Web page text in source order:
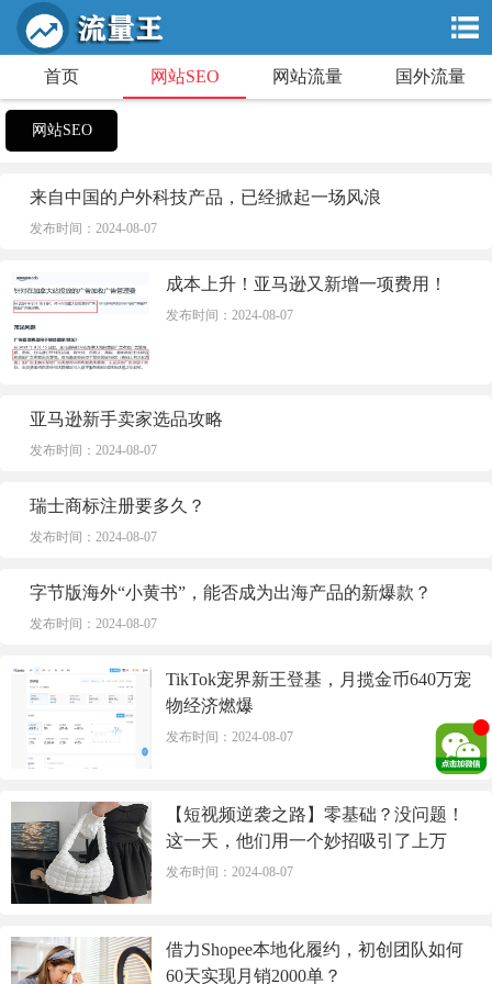
首页 网站SEO 网站流量 国外流量
网站SEO
来自中国的户外科技产品，已经掀起一场风浪
发布时间：2024-08-07
成本上升！亚马逊又新增一项费用！
发布时间：2024-08-07
亚马逊新手卖家选品攻略
发布时间：2024-08-07
瑞士商标注册要多久？
发布时间：2024-08-07
字节版海外“小黄书”，能否成为出海产品的新爆款？
发布时间：2024-08-07
TikTok宠界新王登基，月揽金币640万宠
物经济燃爆
发布时间：2024-08-07
【短视频逆袭之路】零基础？没问题！
这一天，他们用一个妙招吸引了上万
单！
发布时间：2024-08-07
借力Shopee本地化履约，初创团队如何
60天实现月销2000单？